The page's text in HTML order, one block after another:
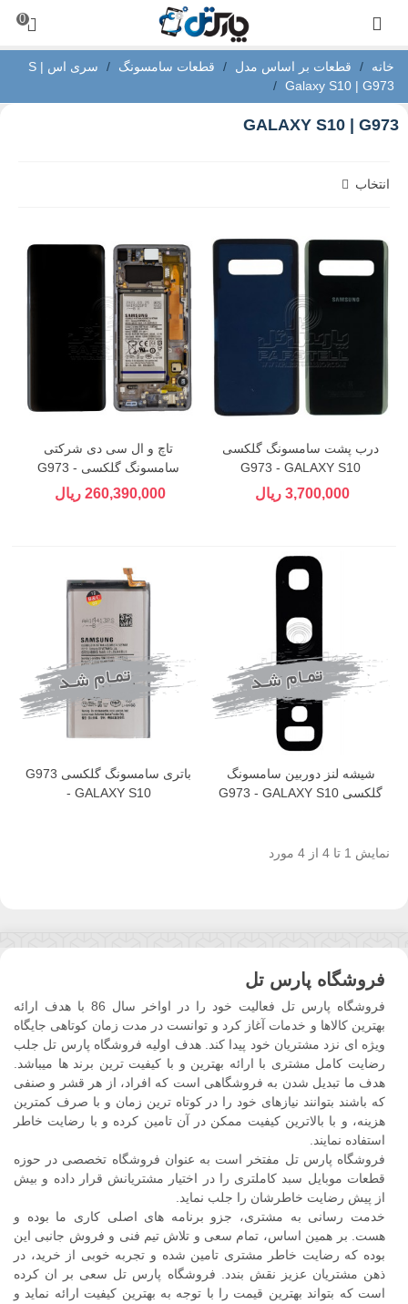
0
خانه / قطعات بر اساس مدل / قطعات سامسونگ /
سری اس | S
/ Galaxy S10 | G973
GALAXY S10 | G973
انتخاب
درب پشت سامسونگ گلکسی
G973 - GALAXY S10
3,700,000 ریال
تاچ و ال سی دی شرکتی
سامسونگ گلکسی G973 -
GALAXY S10
260,390,000 ریال
شیشه لنز دوربین سامسونگ
گلکسی G973 - GALAXY S10
باتری سامسونگ گلکسی G973
- GALAXY S10
نمایش 1 تا 4 از 4 مورد
فروشگاه پارس تل
فروشگاه پارس تل فعالیت خود را در اواخر سال 86 با هدف ارائه
بهترین کالاها و خدمات آغاز کرد و توانست در مدت زمان کوتاهی جایگاه
ویژه ای نزد مشتریان خود پیدا کند. هدف اولیه فروشگاه پارس تل جلب
رضایت کامل مشتری با ارائه بهترین و با کیفیت ترین برند ها میباشد.
هدف ما تبدیل شدن به فروشگاهی است که افراد، از هر قشر و صنفی
که باشند بتوانند نیازهای خود را در کوتاه ترین زمان و با صرف کمترین
هزینه، و با بالاترین کیفیت ممکن در آن تامین کرده و با رضایت خاطر
استفاده نمایند.
فروشگاه پارس تل مفتخر است به عنوان فروشگاه تخصصی در حوزه
قطعات موبایل سبد کاملتری را در اختیار مشتریانش قرار داده و بیش
از پیش رضایت خاطرشان را جلب نماید.
خدمت رسانی به مشتری، جزو برنامه های اصلی کاری ما بوده و
هست. بر همین اساس، تمام سعی و تلاش تیم فنی و فروش جانبی این
بوده که رضایت خاطر مشتری تامین شده و تجربه خوبی از خرید، در
ذهن مشتریان عزیز نقش بندد. فروشگاه پارس تل سعی بر ان کرده
است که بتواند بهترین قیمت را با توجه به بهترین کیفیت ارائه نماید و